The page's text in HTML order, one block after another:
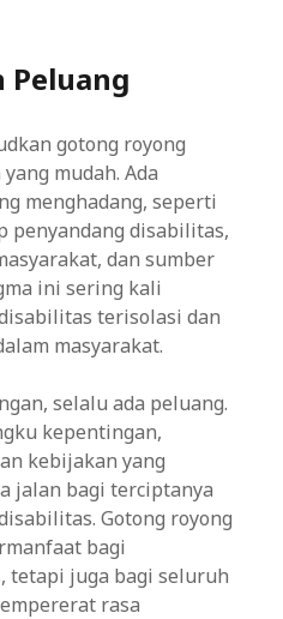
Peluang
gotong royong
mudah. Ada
menghadang, seperti
penyandang disabilitas,
dan sumber
ini sering kali
terisolasi dan
masyarakat.
selalu ada peluang.
kepentingan,
kebijakan yang
jalan bagi terciptanya
Gotong royong
bagi
tetapi juga bagi seluruh
rasa